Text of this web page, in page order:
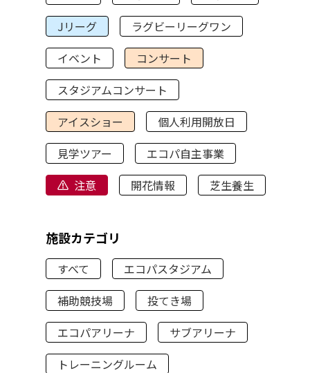
Jリーグ
ラグビーリーグワン
イベント
コンサート
スタジアムコンサート
アイスショー
個人利用開放日
見学ツアー
エコパ自主事業
注意
開花情報 芝生養生
施設カテゴリ
すべて
エコパスタジアム
補助競技場
投てき場
エコパアリーナ
サブアリーナ
トレーニングルーム